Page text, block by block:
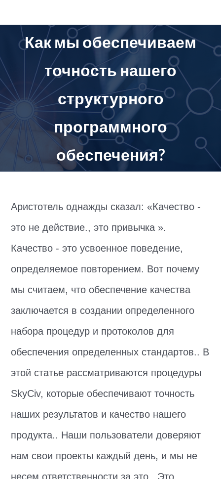
содержаниюКак мы обеспечиваем
точность нашего
структурного
программного
обеспечения?
Аристотель однажды сказал: «Качество -
это не действие., это привычка ».
Качество - это усвоенное поведение,
определяемое повторением. Вот почему
мы считаем, что обеспечение качества
заключается в создании определенного
набора процедур и протоколов для
обеспечения определенных стандартов.. В
этой статье рассматриваются процедуры
SkyCiv, которые обеспечивают точность
наших результатов и качество нашего
продукта.. Наши пользователи доверяют
нам свои проекты каждый день, и мы не
несем ответственности за это.. Это